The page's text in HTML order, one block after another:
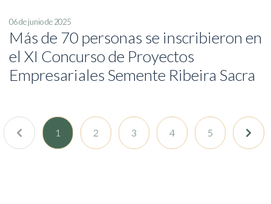
06 de junio de 2025
Más de 70 personas se inscribieron en
el XI Concurso de Proyectos
Empresariales Semente Ribeira Sacra
1 (current)2(current)3(current)4(current)5(current)